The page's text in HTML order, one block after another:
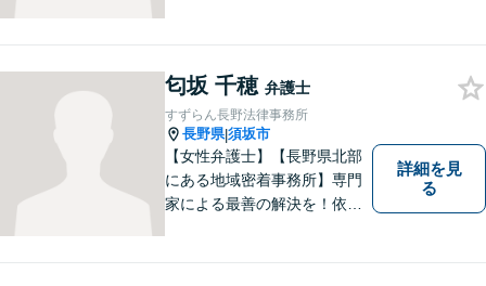
さい。どのようなご相談でも
真摯に向き合い、解決まで全
力で伴走します。【地域密着
型の法律事務所】
匂坂 千穂 弁護士
すずらん長野法律事務所
長野県|須坂市
【女性弁護士】【長野県北部
にある地域密着事務所】専門
家による最善の解決を！依頼
詳細を見
る